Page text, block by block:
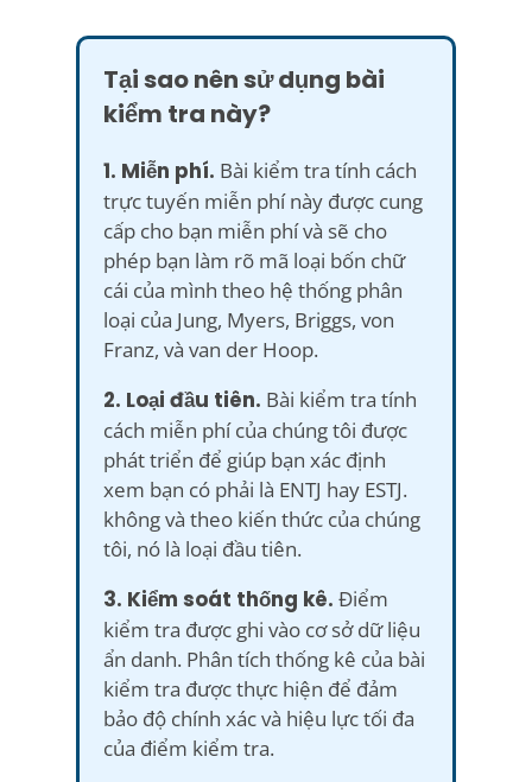
Tại sao nên sử dụng bài
kiểm tra này?
1. Miễn phí. Bài kiểm tra tính cách
trực tuyến miễn phí này được cung
cấp cho bạn miễn phí và sẽ cho
phép bạn làm rõ mã loại bốn chữ
cái của mình theo hệ thống phân
loại của Jung, Myers, Briggs, von
Franz, và van der Hoop.
2. Loại đầu tiên. Bài kiểm tra tính
cách miễn phí của chúng tôi được
phát triển để giúp bạn xác định
xem bạn có phải là ENTJ hay ESTJ.
không và theo kiến thức của chúng
tôi, nó là loại đầu tiên.
3. Kiểm soát thống kê. Điểm
kiểm tra được ghi vào cơ sở dữ liệu
ẩn danh. Phân tích thống kê của bài
kiểm tra được thực hiện để đảm
bảo độ chính xác và hiệu lực tối đa
của điểm kiểm tra.